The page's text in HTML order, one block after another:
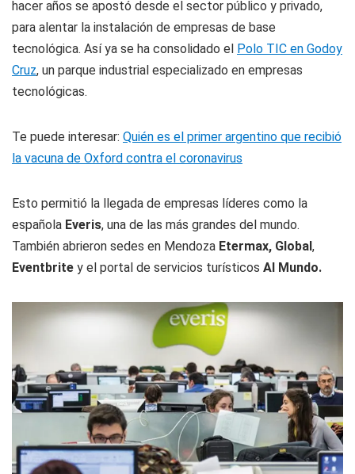
hacer años se apostó desde el sector público y privado,
para alentar la instalación de empresas de base
tecnológica. Así ya se ha consolidado el Polo TIC en Godoy
Cruz, un parque industrial especializado en empresas
tecnológicas.
Te puede interesar: Quién es el primer argentino que recibió
la vacuna de Oxford contra el coronavirus
Esto permitió la llegada de empresas líderes como la
española Everis, una de las más grandes del mundo.
También abrieron sedes en Mendoza Etermax, Global,
Eventbrite y el portal de servicios turísticos Al Mundo.